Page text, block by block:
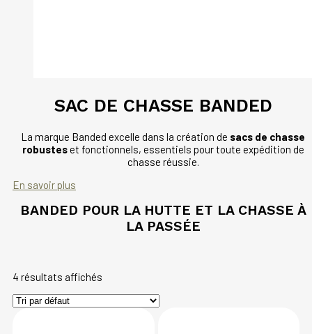
SAC DE CHASSE BANDED
La marque Banded excelle dans la création de sacs de chasse
robusteset fonctionnels, essentiels pour toute expédition de
chasse réussie.
En savoir plus
BANDED POUR LA HUTTE ET LA CHASSE À
LA PASSÉE
4 résultats affichés